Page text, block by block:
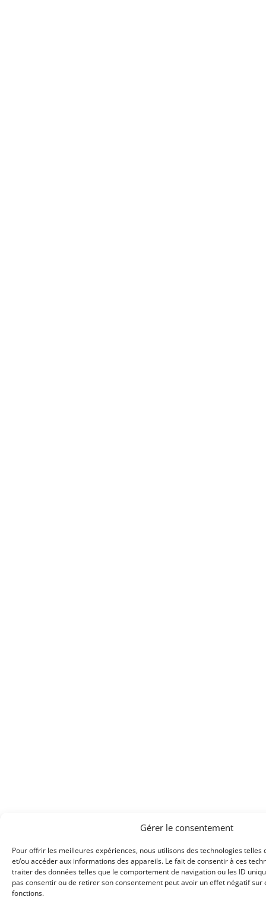
Gérer le consentement
Pour offrir les meilleures expériences, nous utilisons des technologies telles
et/ou accéder aux informations des appareils. Le fait de consentir à ces
traiter des données telles que le comportement de navigation ou les ID
pas consentir ou de retirer son consentement peut avoir un effet négatif
fonctions.